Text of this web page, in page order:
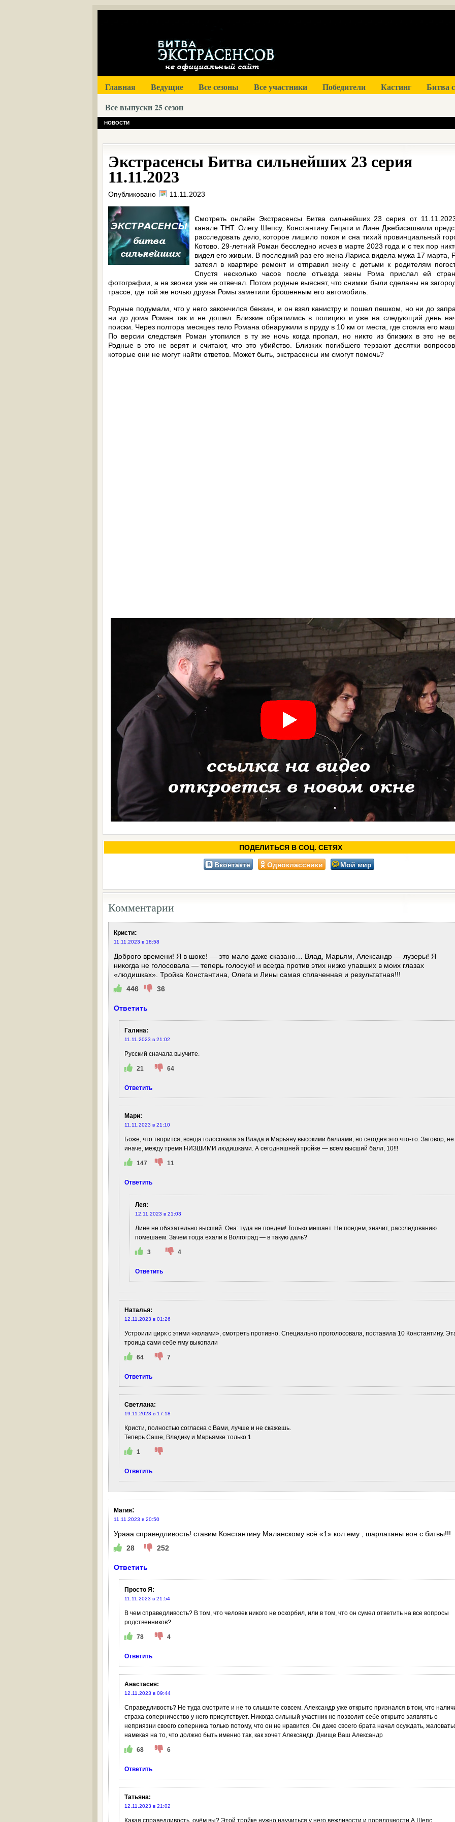
Главная Ведущие Все сезоны Все участники Победители Кастинг
Битва
Все выпуски 25 сезон
НОВОСТИ
Экстрасенсы Битва сильнейших 23 серия
11.11.2023
Опубликовано 11.11.2023
Смотреть онлайн Экстрасенсы Битва сильнейших 23 серия от
канале ТНТ. Олегу Шепсу, Константину Гецати и Лине Джебисашвили
расследовать дело, которое лишило покоя и сна тихий провинциальный
Котово. 29-летний Роман бесследно исчез в марте 2023 года и с тех пор
видел его живым. В последний раз его жена Лариса видела мужа 17 марта,
затеял в квартире ремонт и отправил жену с детьми к родителям
Спустя несколько часов после отъезда жены Рома прислал ей
фотографии, а на звонки уже не отвечал. Потом родные выяснят, что снимки были сделаны на
трассе, где той же ночью друзья Ромы заметили брошенным его автомобиль.
Родные подумали, что у него закончился бензин, и он взял канистру и пошел пешком, но ни до
ни до дома Роман так и не дошел. Близкие обратились в полицию и уже на следующий день
поиски. Через полтора месяцев тело Романа обнаружили в пруду в 10 км от места, где стояла его
По версии следствия Роман утопился в ту же ночь когда пропал, но никто из близких в это не
Родные в это не верят и считают, что это убийство. Близких погибшего терзают десятки
которые они не могут найти ответов. Может быть, экстрасенсы им смогут помочь?
ПОДЕЛИТЬСЯ В СОЦ. СЕТЯХ
Вконтакте Одноклассники Мой мир
Комментарии
Кристи:
11.11.2023 в 18:58
Доброго времени! Я в шоке! — это мало даже сказано… Влад, Марьям, Александр — лузеры! Я
никогда не голосовала — теперь голосую! и всегда против этих низко упавших в моих глазах
«людишках». Тройка Константина, Олега и Лины самая сплаченная и результатная!!!
446
36
Ответить
Галина:
11.11.2023 в 21:02
Русский сначала выучите.
21 64
Ответить
Мари:
11.11.2023 в 21:10
Боже, что творится, всегда голосовала за Влада и Марьяну высокими баллами, но сегодня это что-то. Заговор, не
иначе, между тремя НИЗШИМИ людишками. А сегодняшней тройке — всем высший балл, 10!!!
147 11
Ответить
Лея:
12.11.2023 в 21:03
Лине не обязательно высший. Она: туда не поедем! Только мешает. Не поедем, значит, расследованию
помешаем. Зачем тогда ехали в Волгоград — в такую даль?
3 4
Ответить
Наталья:
12.11.2023 в 01:26
Устроили цирк с этими «колами», смотреть противно. Специально проголосовала, поставила 10 Константину.
троица сами себе яму выкопали
64 7
Ответить
Светлана:
19.11.2023 в 17:18
Кристи, полностью согласна с Вами, лучше и не скажешь.
Теперь Саше, Владику и Марьямке только 1
1
Ответить
Магия:
11.11.2023 в 20:50
Урааа справедливость! ставим Константину Маланскому всё «1» кол ему , шарлатаны вон с битвы!!!
28
252
Ответить
Просто Я :
11.11.2023 в 21:54
В чем справедливость? В том, что человек никого не оскорбил, или в том, что он сумел ответить на все вопросы
родственников?
78 4
Ответить
Анастасия:
12.11.2023 в 09:44
Справедливость? Не туда смотрите и не то слышите совсем. Александр уже открыто признался в том, что
страха соперничество у него присутствует. Никогда сильный участник не позволит себе открыто заявлять о
неприязни своего соперника только потому, что он не нравится. Он даже своего брата начал осуждать,
намекая на то, что должно быть именно так, как хочет Александр. Днище Ваш Александр
68 6
Ответить
Татьяна:
12.11.2023 в 21:02
Какая справедливость, очём вы? Этой тройке нужно научиться у него вежливости и порядочности.А Шепс